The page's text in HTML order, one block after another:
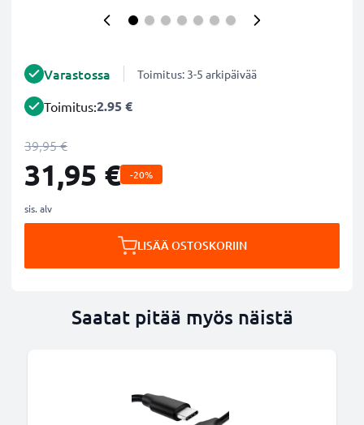
Varastossa Toimitus: 3-5 arkipäivää
Toimitus:2.95 €
39,95 €
31,95 € -20%
sis. alv
LISÄÄ OSTOSKORIIN
Saatat pitää myös näistä